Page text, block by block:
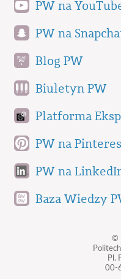
PW na
PW na
Blog PW
Biuletyn PW
Platforma
PW na
PW na
Baza Wiedzy
©
Pl.
00-